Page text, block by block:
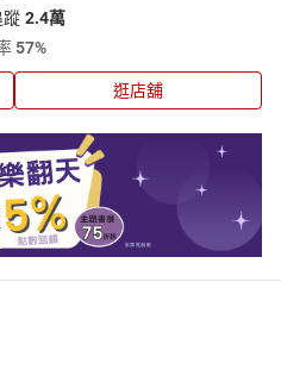
蹤 2.4萬
57%
逛店舖